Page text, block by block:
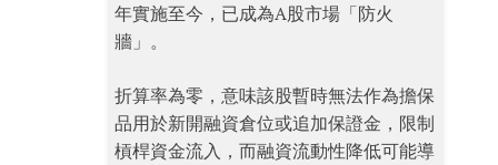
年實施至今，已成為A股市場「防火
牆」。
折算率為零，意味該股暫時無法作為擔保
品用於新開融資倉位或追加保證金，限制
槓桿資金流入，而融資流動性降低可能導